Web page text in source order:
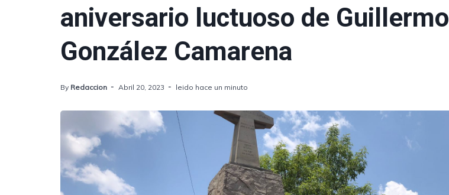
aniversario luctuoso de Guillermo
González Camarena
By Redaccion Abril 20, 2023 leido hace un minuto